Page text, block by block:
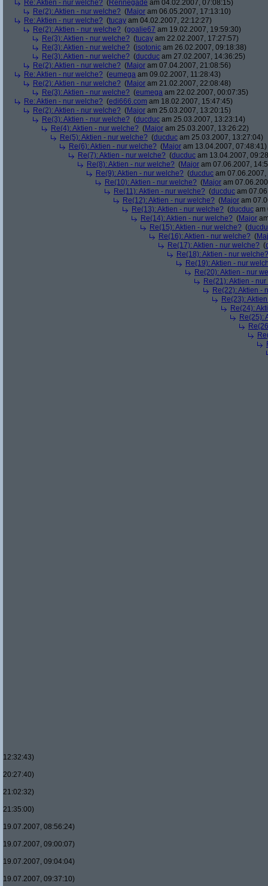
Re: Aktien - nur welche? (Rennegade am 04.02.2007, 07:08:15)
Re(2): Aktien - nur welche? (Major am 06.05.2007, 17:13:10)
Re: Aktien - nur welche? (tucay am 04.02.2007, 22:12:27)
Re(2): Aktien - nur welche? (goalie67 am 19.02.2007, 19:59:30)
Re(3): Aktien - nur welche? (tucay am 22.02.2007, 17:27:57)
Re(3): Aktien - nur welche? (isotonic am 26.02.2007, 09:18:38)
Re(3): Aktien - nur welche? (ducduc am 27.02.2007, 14:36:25)
Re(2): Aktien - nur welche? (Major am 07.04.2007, 21:08:56)
Re: Aktien - nur welche? (eumega am 09.02.2007, 11:28:43)
Re(2): Aktien - nur welche? (Major am 21.02.2007, 22:08:48)
Re(3): Aktien - nur welche? (eumega am 22.02.2007, 00:07:35)
Re: Aktien - nur welche? (edi666.com am 18.02.2007, 15:47:45)
Re(2): Aktien - nur welche? (Major am 25.03.2007, 13:20:15)
Re(3): Aktien - nur welche? (ducduc am 25.03.2007, 13:23:14)
Re(4): Aktien - nur welche? (Major am 25.03.2007, 13:26:22)
Re(5): Aktien - nur welche? (ducduc am 25.03.2007, 13:27:04)
Re(6): Aktien - nur welche? (Major am 13.04.2007, 07:48:41)
Re(7): Aktien - nur welche? (ducduc am 13.04.2007,
Re(8): Aktien - nur welche? (Major am 07.06.2007,
Re(9): Aktien - nur welche? (ducduc am
Re(10): Aktien - nur welche? (Major am
Re(11): Aktien - nur welche? (ducduc am
Re(12): Aktien - nur welche? (Major am
Re(13): Aktien - nur welche? (ducduc am
Re(14): Aktien - nur welche? (Major
Re(15): Aktien - nur welche? (
Re(16): Aktien - nur welche? (
Re(17): Aktien - nur welche? (
Re(18): Aktien - nur welche?
Re(19): Aktien - nur
Re(20): Aktien - nur
Re(21): Aktien -
Re(22): Aktien -
Re(23):
Re(24):
Re(25):
12:32:43)
20:27:40)
21:02:32)
21:35:00)
19.07.2007, 08:56:24)
19.07.2007, 09:00:07)
19.07.2007, 09:04:04)
19.07.2007, 09:37:10)